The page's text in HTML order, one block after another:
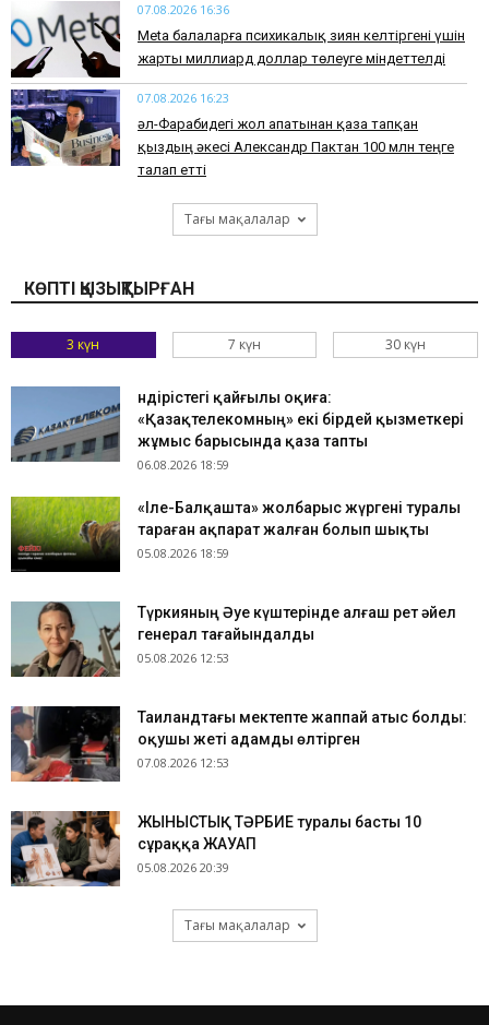
07.08.2026 16:36
Meta балаларға психикалық зиян келтіргені үшін
жарты миллиард доллар төлеуге міндеттелді
07.08.2026 16:23
әл-Фарабидегі жол апатынан қаза тапқан
қыздың әкесі Александр Пактан 100 млн теңге
талап етті
Тағы мақалалар
КӨПТІ ҚЫЗЫҚТЫРҒАН
3 күн 7 күн 30 күн
Өндірістегі қайғылы оқиға:
«Қазақтелекомның» екі бірдей қызметкері
жұмыс барысында қаза тапты
06.08.2026 18:59
«Іле-Балқашта» жолбарыс жүргені туралы
тараған ақпарат жалған болып шықты
05.08.2026 18:59
Түркияның Әуе күштерінде алғаш рет әйел
генерал тағайындалды
05.08.2026 12:53
Таиландтағы мектепте жаппай атыс болды:
оқушы жеті адамды өлтірген
07.08.2026 12:53
ЖЫНЫСТЫҚ ТӘРБИЕ туралы басты 10
сұраққа ЖАУАП
05.08.2026 20:39
Тағы мақалалар